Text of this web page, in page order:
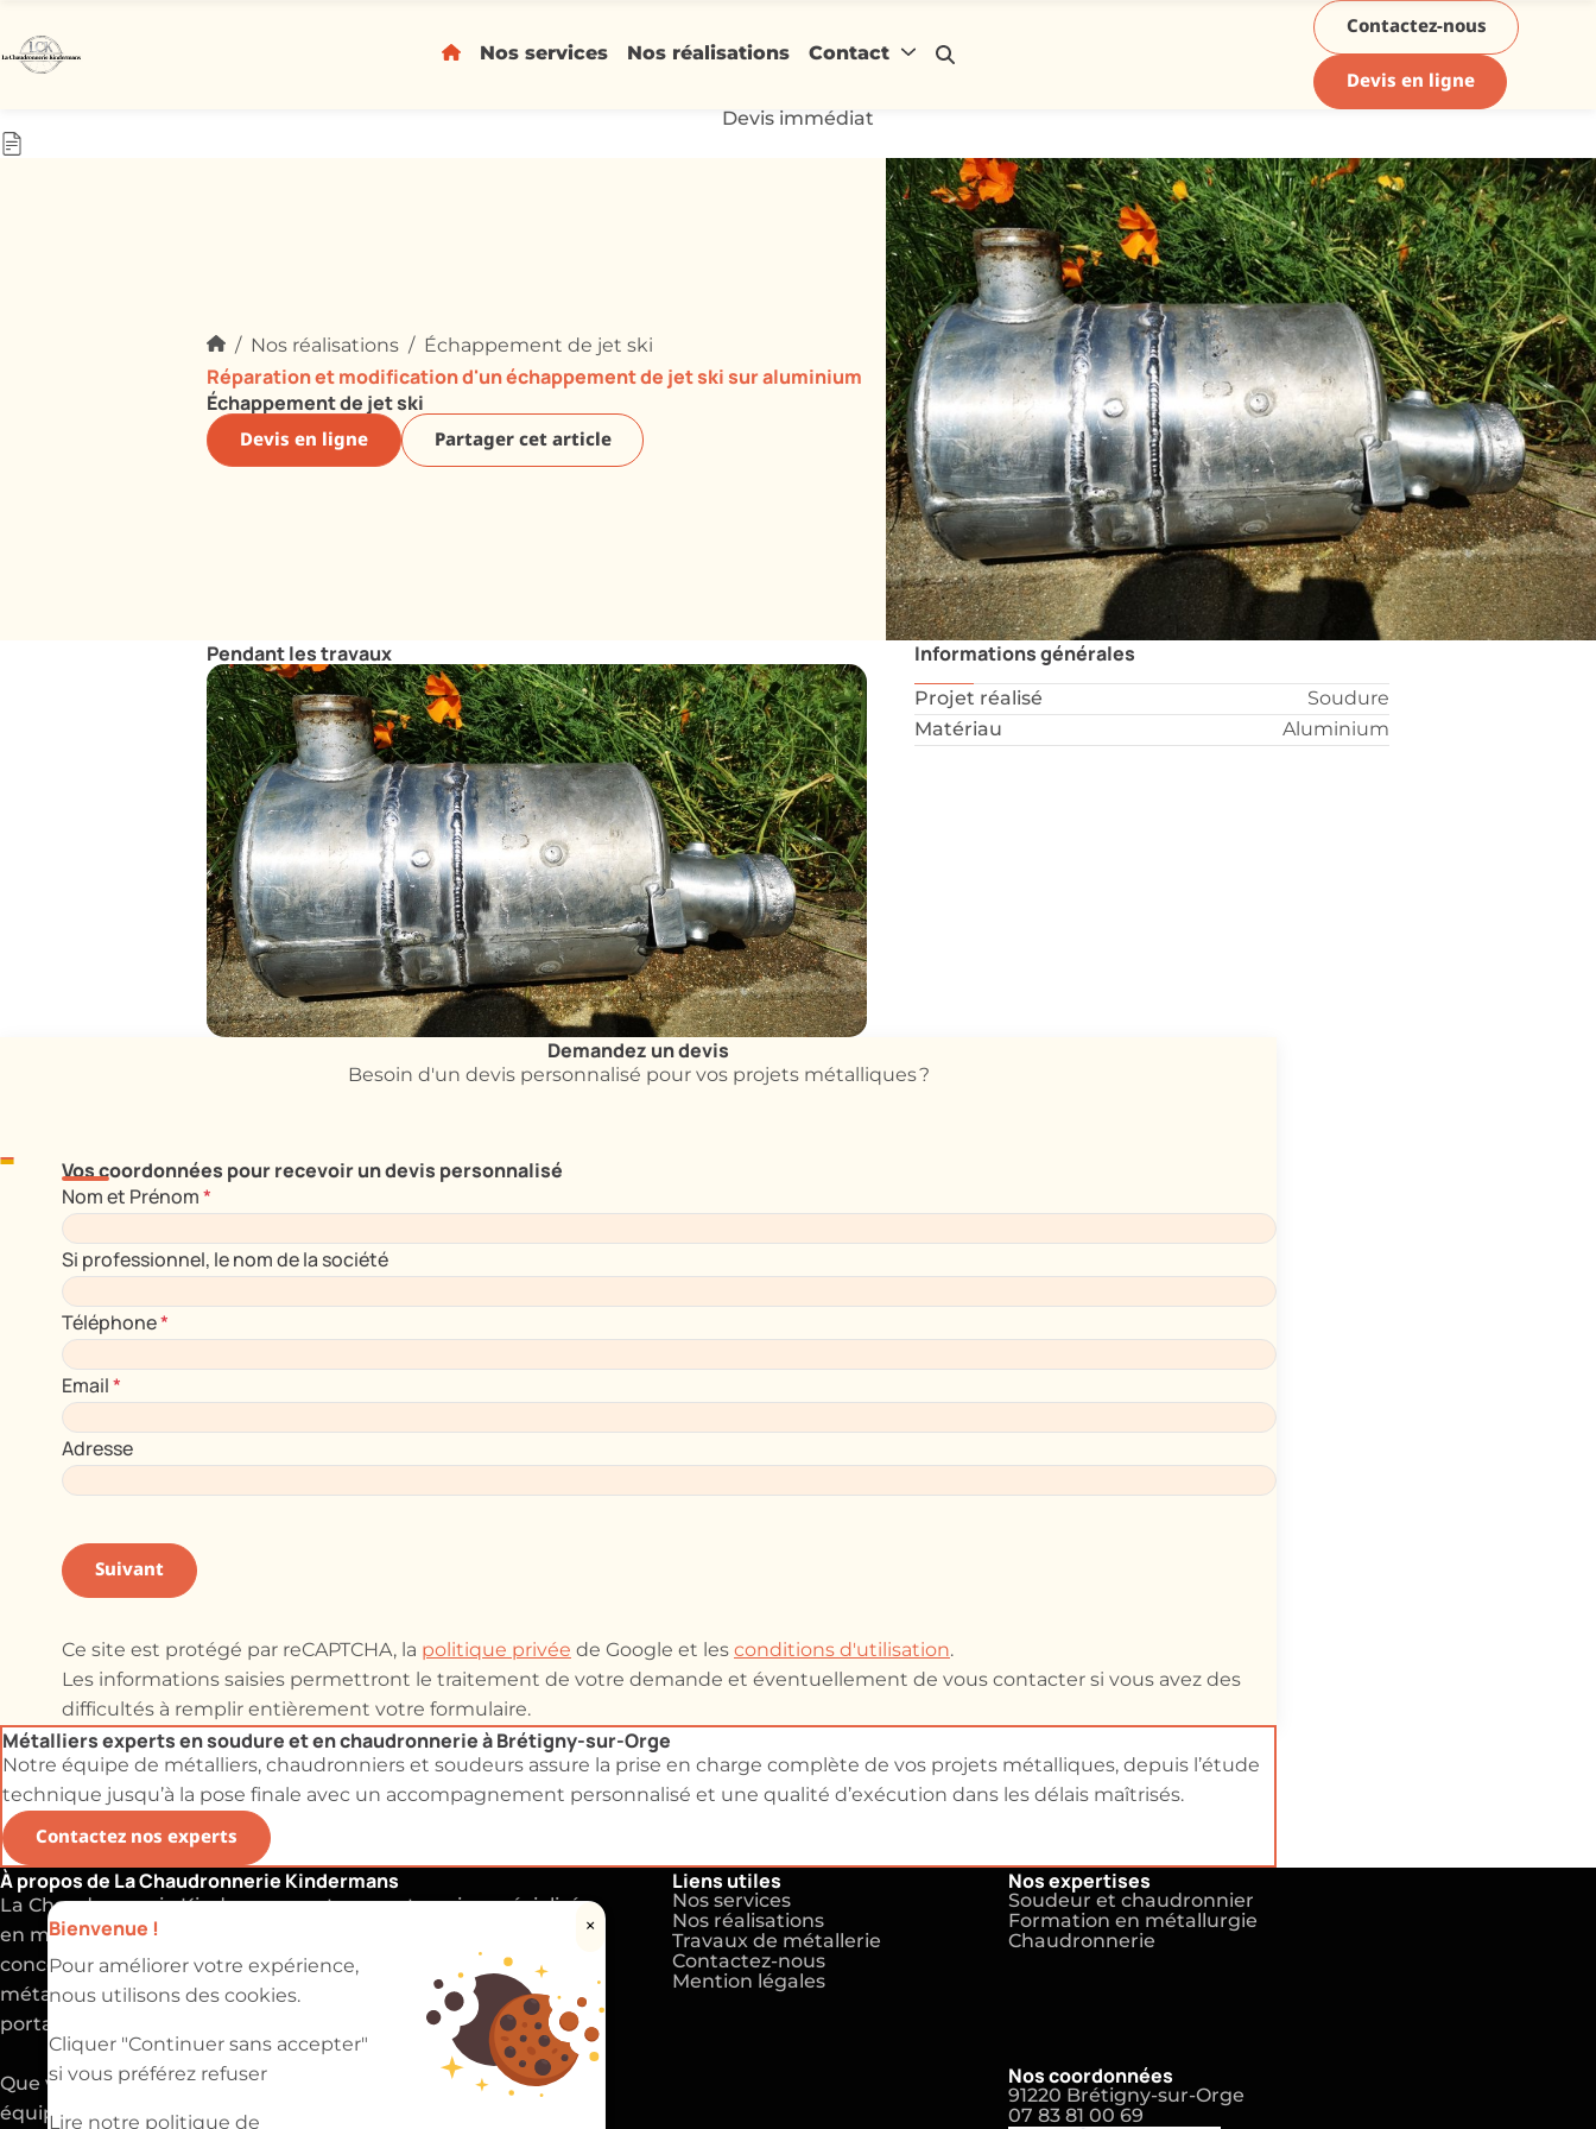
Nos services Nos réalisations Contact
Contactez-nous
Devis en ligne
Devis immédiat
Nos réalisations Échappement de jet ski
Échappement de jet ski
Réparation et modification d'un échappement de jet ski sur aluminium
Devis en ligne Partager cet article
Informations générales
Projet réalisé Soudure
Matériau Aluminium
Pendant les travaux
Vos coordonnées pour recevoir un devis personnalisé
Nom et Prénom*
Si professionnel, le nom de la société
Téléphone*
Email*
Adresse
Suivant
Ce site est protégé par reCAPTCHA, la politique privéede Google et lesconditions d'utilisation.
Les informations saisies permettront le traitement de votre demande et éventuellement de vous contacter si vous avez des
difficultés à remplir entièrement votre formulaire.
Demandez un devis
Besoin d'un devis personnalisé pour vos projets métalliques ?
Métalliers experts en soudure et en chaudronnerie à Brétigny-sur-Orge
Notre équipe de métalliers, chaudronniers et soudeurs assure la prise en charge complète de vos projets métalliques, depuis l’étude
technique jusqu’à la pose finale avec un accompagnement personnalisé et une qualité d’exécution dans les délais maîtrisés.
Contactez nos experts
Bienvenue ! ×
Pour améliorer votre expérience,
nous utilisons des cookies.
Cliquer "Continuer sans accepter"
si vous préférez refuser
À propos de La Chaudronnerie Kindermans
La Chaudronnerie Kindermans est une entreprise spécialisée
en métallerie, chaudronnerie et soudure. Nous réalisons la
conception, la fabrication et l'installation de structures
métalliques sur mesure : les garde-corps, escaliers, verrières,
portails, cuves et les pièces industrielles.
Que vous soyez un particulier ou un professionnel, notre
équipe d'artisans métalliers et chaudronniers vous
Liens utiles
Nos services
Nos réalisations
Travaux de métallerie
Contactez-nous
Mention légales
Nos expertises
Soudeur et chaudronnier
Formation en métallurgie
Chaudronnerie
Nos coordonnées
91220 Brétigny-sur-Orge
07 83 81 00 69